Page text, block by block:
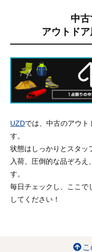
中古
アウトド
UZDでは、中古のアウト
す。
状態はしっかりとスタッ
入荷、圧倒的な品ぞろ
す。
毎日チェックし、ここで
してください！